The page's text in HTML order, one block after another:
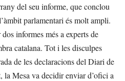
del seu informe, que conclou
parlamentari és molt ampli.
informes més a experts de
catalana. Tot i les disculpes
de les declaracions del Diari de
la Mesa va decidir enviar d’ofici a